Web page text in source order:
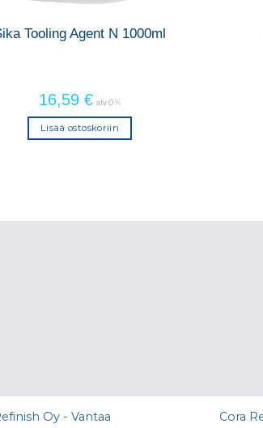
Tooling Agent N 1000ml
16,59 € alv 0 %
Lisää ostoskoriin
Oy - Vantaa Cora